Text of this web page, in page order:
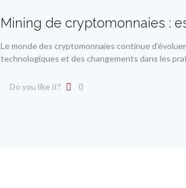
Mining de cryptomonnaies :
Le monde des cryptomonnaies continue
technologiques et des changements dans les
Do you like it? 0